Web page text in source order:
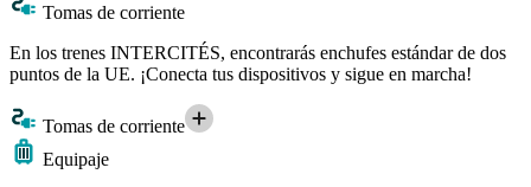
Tomas de corriente
En los trenes INTERCITÉS, encontrarás enchufes estándar de dos
puntos de la UE. ¡Conecta tus dispositivos y sigue en marcha!
Tomas de corriente
Equipaje